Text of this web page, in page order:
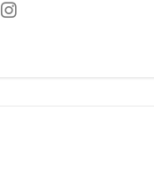
YoutubeInstagram